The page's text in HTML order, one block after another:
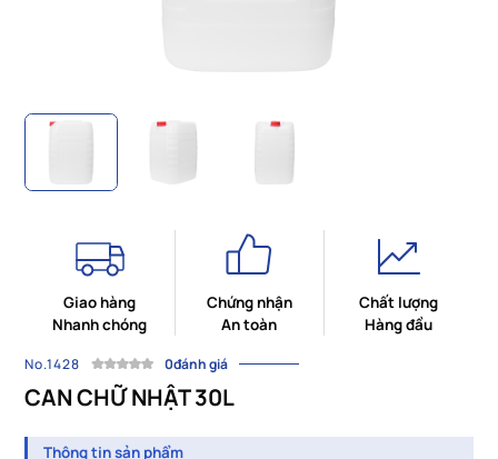
Giao hàng
Nhanh chóng
Chứng nhận
An toàn
Chất lượng
Hàng đầu
No.1428 0đánh giá
CAN CHỮ NHẬT 30L
Thông tin sản phẩm